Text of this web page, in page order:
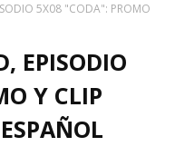
5X08 "CODA": PROMO
EPISODIO
Y CLIP